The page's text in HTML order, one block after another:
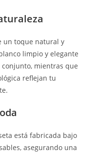
un toque natural y
limpio y elegante
mientras que
reflejan tu
está fabricada bajo
asegurando una